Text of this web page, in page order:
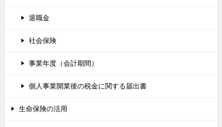
退職金
社会保険
事業年度（会計期間）
個人事業開業後の税金に関する届出書
生命保険の活用